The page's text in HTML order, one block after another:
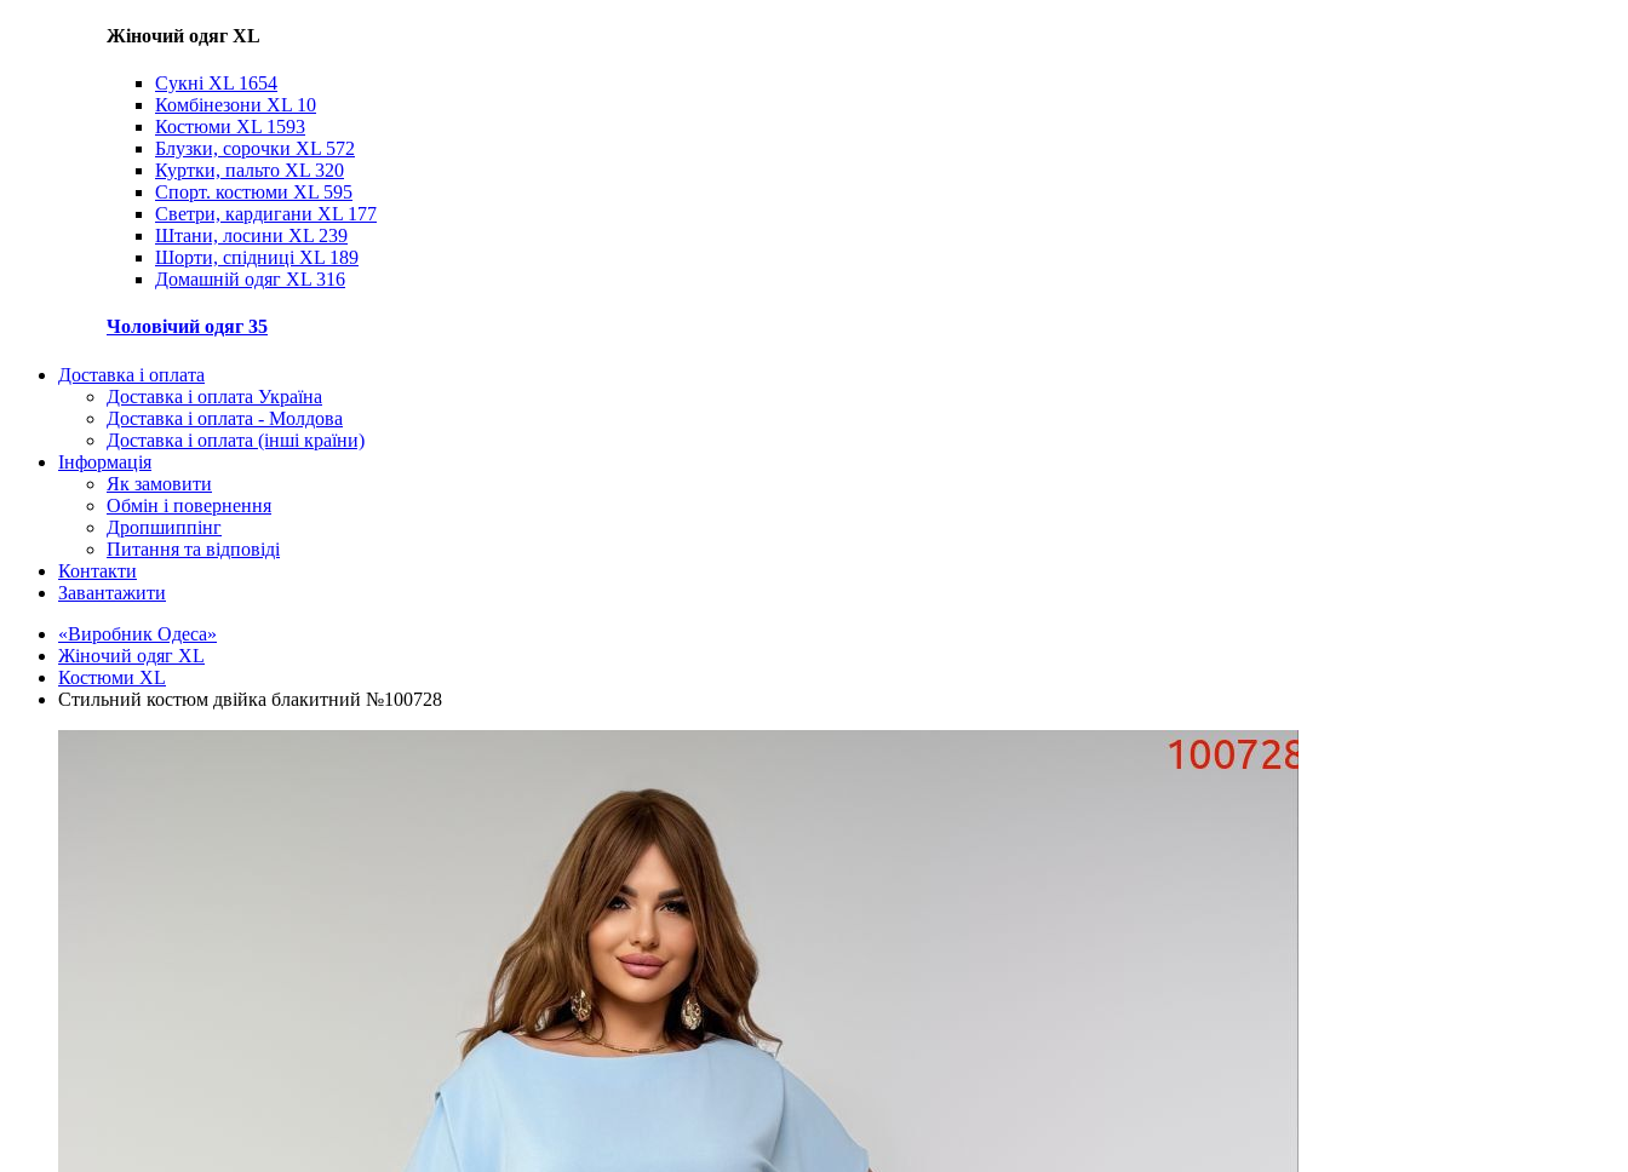
Жіночий одяг XL
Cукні XL 1654
Комбінезони XL 10
Костюми XL 1593
Блузки, сорочки XL 572
Куртки, пальто XL 320
Спорт. костюми XL 595
Светри, кардигани XL 177
Штани, лосини XL 239
Шорти, спідниці XL 189
Домашній одяг XL 316
Чоловічий одяг 35
Доставка і оплата
Доставка і оплата Україна
Доставка і оплата - Молдова
Доставка і оплата (інші країни)
Інформація
Як замовити
Обмін і повернення
Дропшиппінг
Питання та відповіді
Контакти
Завантажити
«Виробник Одеса»
Жіночий одяг XL
Костюми XL
Стильний костюм двійка блакитний №100728